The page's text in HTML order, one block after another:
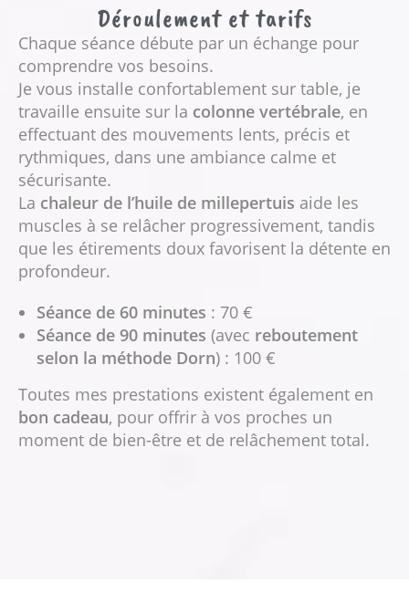
Déroulement et tarifs
Chaque séance débute par un échange pour
comprendre vos besoins.
Je vous installe confortablement sur table, je
travaille ensuite sur la colonne vertébrale, en
effectuant des mouvements lents, précis et
rythmiques, dans une ambiance calme et
sécurisante.
La chaleur de l’huile de millepertuis aide les
muscles à se relâcher progressivement, tandis
que les étirements doux favorisent la détente en
profondeur.
Séance de 60 minutes : 70 €
Séance de 90 minutes (avec reboutement
selon la méthode Dorn) : 100 €
Toutes mes prestations existent également en
bon cadeau, pour offrir à vos proches un
moment de bien-être et de relâchement total.